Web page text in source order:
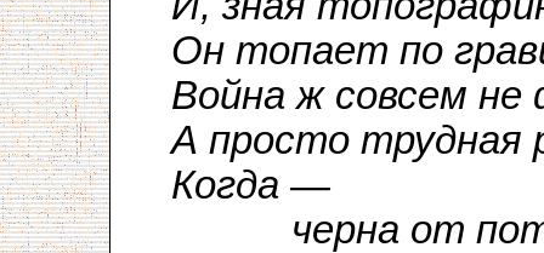
Он топает по
Война ж совсем не
А просто трудная
Когда —
черна от